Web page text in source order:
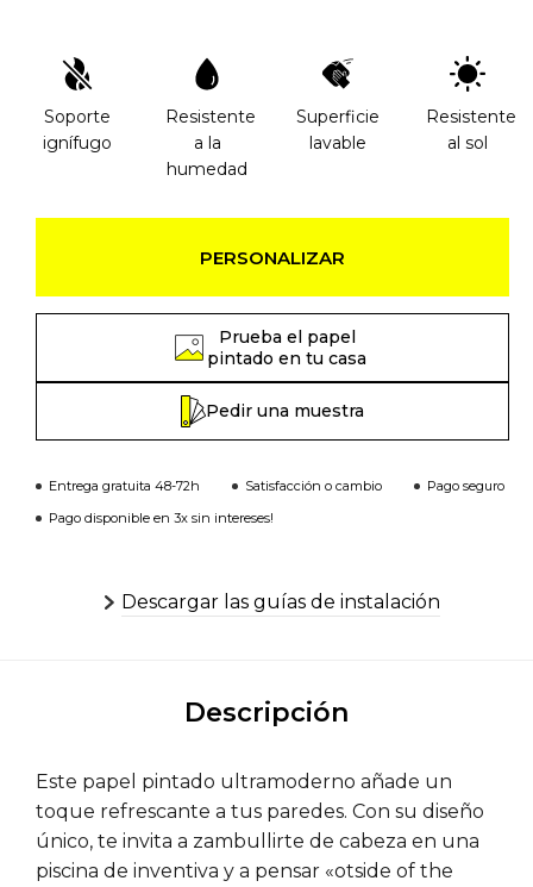
Soporte
ignífugo
Resistente
a la
humedad
Superficie
lavable
Resistente
al sol
PERSONALIZAR
Prueba el papel
pintado en tu casa
Pedir una muestra
Entrega gratuita 48-72h Satisfacción o cambio
Pago seguro
Pago disponible en 3x sin intereses!
Descargar las guías de instalación
Descripción
Este papel pintado ultramoderno añade un
toque refrescante a tus paredes. Con su diseño
único, te invita a zambullirte de cabeza en una
piscina de inventiva y a pensar «otside of the